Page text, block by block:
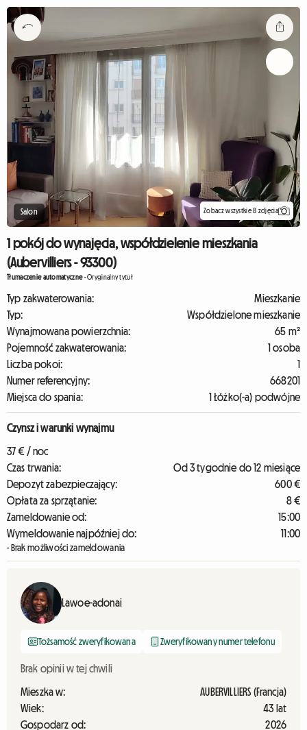
Salon Zobacz wszystkie 8 zdjęcia
1 pokój do wynajęcia, współdzielenie mieszkania
(Aubervilliers - 93300)
Tłumaczenie automatyczne-Oryginalny tytuł
Typ zakwaterowania:
Mieszkanie
Typ:
Współdzielone mieszkanie
Wynajmowana powierzchnia:
65 m²
Pojemność zakwaterowania:
1 osoba
Liczba pokoi:
1
Numer referencyjny:
668201
Miejsca do spania:
1 Łóżko(-a) podwójne
Czynsz i warunki wynajmu
37 € / noc
Czas trwania:
Od 3 tygodnie do 12 miesiące
Depozyt zabezpieczający:
600 €
Opłata za sprzątanie:
8 €
Zameldowanie od:
15:00
Wymeldowanie najpóźniej do:
11:00
- Brak możliwości zameldowania
Lawoe-adonai
Tożsamość zweryfikowana Zweryfikowany numer telefonu
Brak opinii w tej chwili
Mieszka w:
AUBERVILLIERS (Francja)
Wiek:
43 lat
Gospodarz od:
2026